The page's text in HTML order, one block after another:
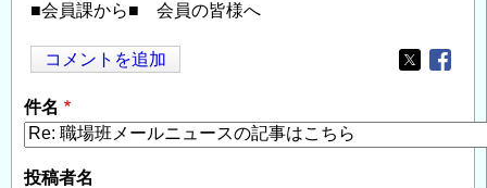
■会員課から■ 会員の皆様へ
コメントを追加
Opens in
件名
投稿者名